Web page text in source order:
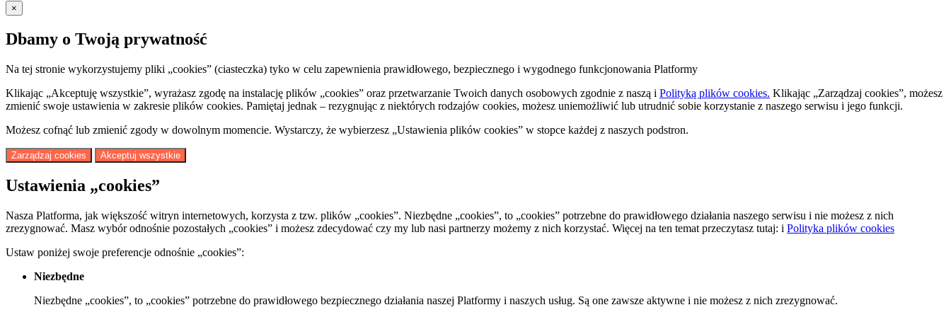
×
Dbamy o Twoją prywatność
Na tej stronie wykorzystujemy pliki „cookies” (ciasteczka) tyko w celu zapewnienia prawidłowego, bezpiecznego i wygodnego funkcjonowania Platformy
Klikając „Akceptuję wszystkie”, wyrażasz zgodę na instalację plików „cookies” oraz przetwarzanie Twoich danych osobowych zgodnie z naszą i Polityką plików cookies. Klikając „Zarządzaj cookies”, możesz
zmienić swoje ustawienia w zakresie plików cookies. Pamiętaj jednak – rezygnując z niektórych rodzajów cookies, możesz uniemożliwić lub utrudnić sobie korzystanie z naszego serwisu i jego funkcji.
Możesz cofnąć lub zmienić zgody w dowolnym momencie. Wystarczy, że wybierzesz „Ustawienia plików cookies” w stopce każdej z naszych podstron.
Zarządzaj cookies Akceptuj wszystkie
Ustawienia „cookies”
Nasza Platforma, jak większość witryn internetowych, korzysta z tzw. plików „cookies”. Niezbędne „cookies”, to „cookies” potrzebne do prawidłowego działania naszego serwisu i nie możesz z nich
zrezygnować. Masz wybór odnośnie pozostałych „cookies” i możesz zdecydować czy my lub nasi partnerzy możemy z nich korzystać. Więcej na ten temat przeczytasz tutaj: i Polityka plików cookies
Ustaw poniżej swoje preferencje odnośnie „cookies”:
Niezbędne
Niezbędne „cookies”, to „cookies” potrzebne do prawidłowego bezpiecznego działania naszej Platformy i naszych usług. Są one zawsze aktywne i nie możesz z nich zrezygnować.